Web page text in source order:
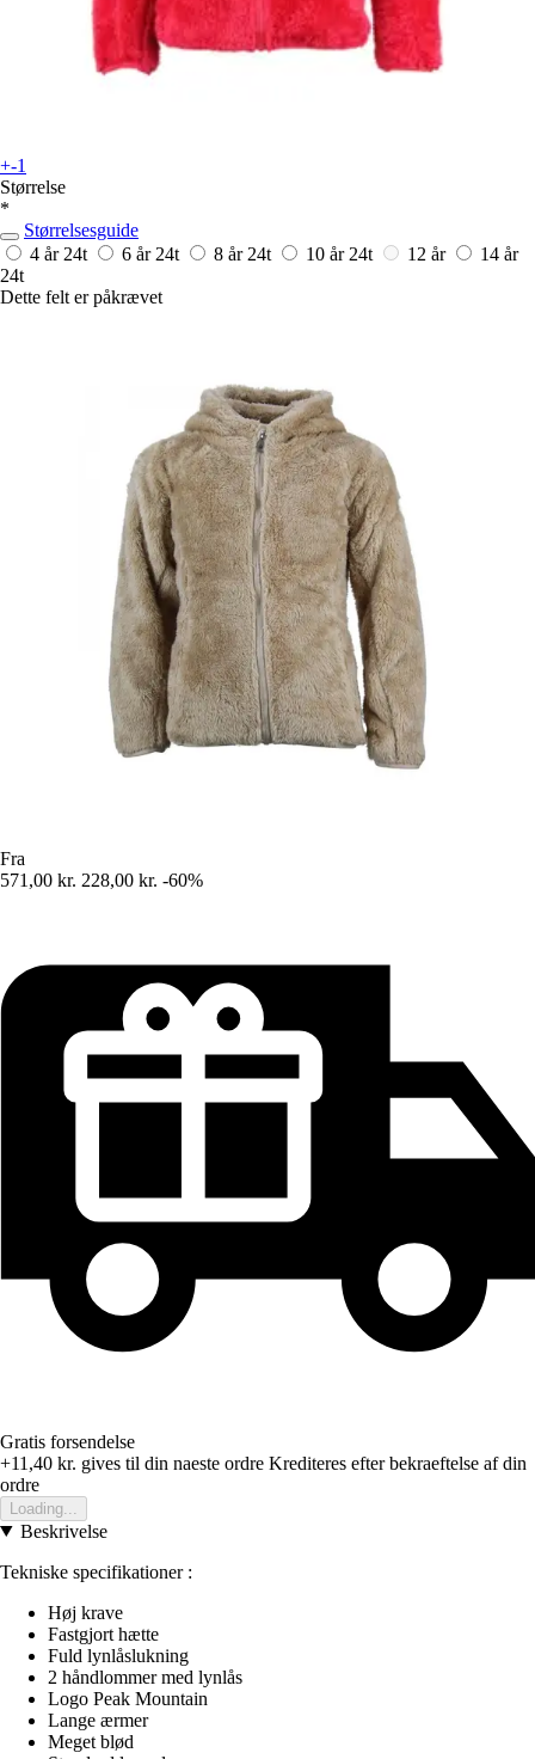
+-1
Størrelse
*
Størrelsesguide
4 år 24t 6 år 24t 8 år 24t 10 år 24t 12 år
14 år
24t
Dette felt er påkrævet
Fra
571,00 kr. 228,00 kr. -60%
Gratis forsendelse
+11,40 kr. gives til din naeste ordre Krediteres efter bekraeftelse af din
ordre
Loading...
Beskrivelse
Tekniske specifikationer :
Høj krave
Fastgjort hætte
Fuld lynlåslukning
2 håndlommer med lynlås
Logo Peak Mountain
Lange ærmer
Meget blød